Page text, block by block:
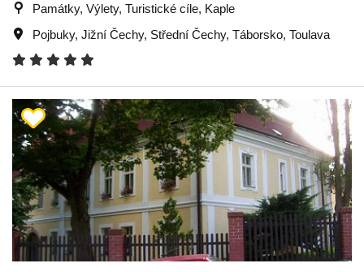
Památky, Výlety, Turistické cíle, Kaple
Pojbuky, Jižní Čechy, Střední Čechy, Táborsko, Toulava